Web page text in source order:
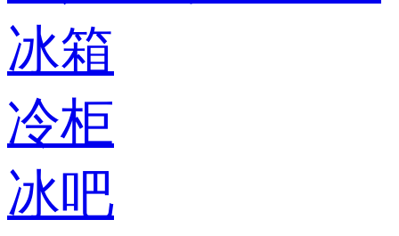
冰箱
冷柜
冰吧